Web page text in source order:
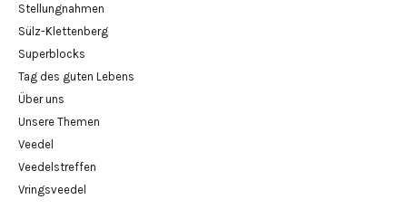
Stellungnahmen
Sülz-Klettenberg
Superblocks
Tag des guten Lebens
Über uns
Unsere Themen
Veedel
Veedelstreffen
Vringsveedel